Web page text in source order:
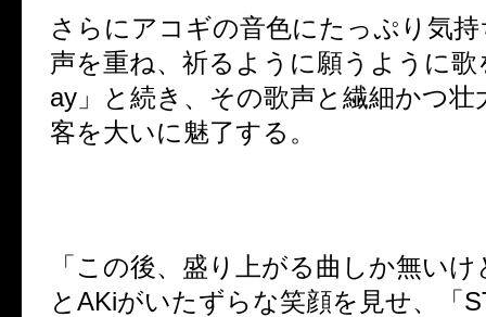
さらにアコギの音色にたっぷり気
声を重ね、祈るように願うように歌
ay 」と続き、その歌声と繊細かつ壮
客を大いに魅了する。
「この後、盛り上がる曲しか無い
と AKiがいたずらな笑顔を見せ、「